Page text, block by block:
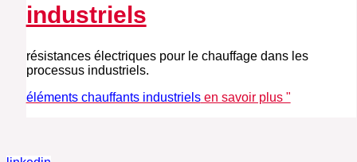
industriels
résistances électriques pour le chauffage dans les
processus industriels.
éléments chauffants industrielsen savoir plus "